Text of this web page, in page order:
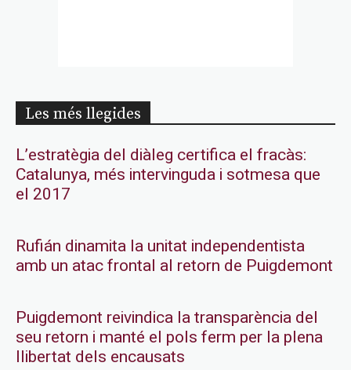
Les més llegides
L’estratègia del diàleg certifica el fracàs:
Catalunya, més intervinguda i sotmesa que
el 2017
Rufián dinamita la unitat independentista
amb un atac frontal al retorn de Puigdemont
Puigdemont reivindica la transparència del
seu retorn i manté el pols ferm per la plena
llibertat dels encausats